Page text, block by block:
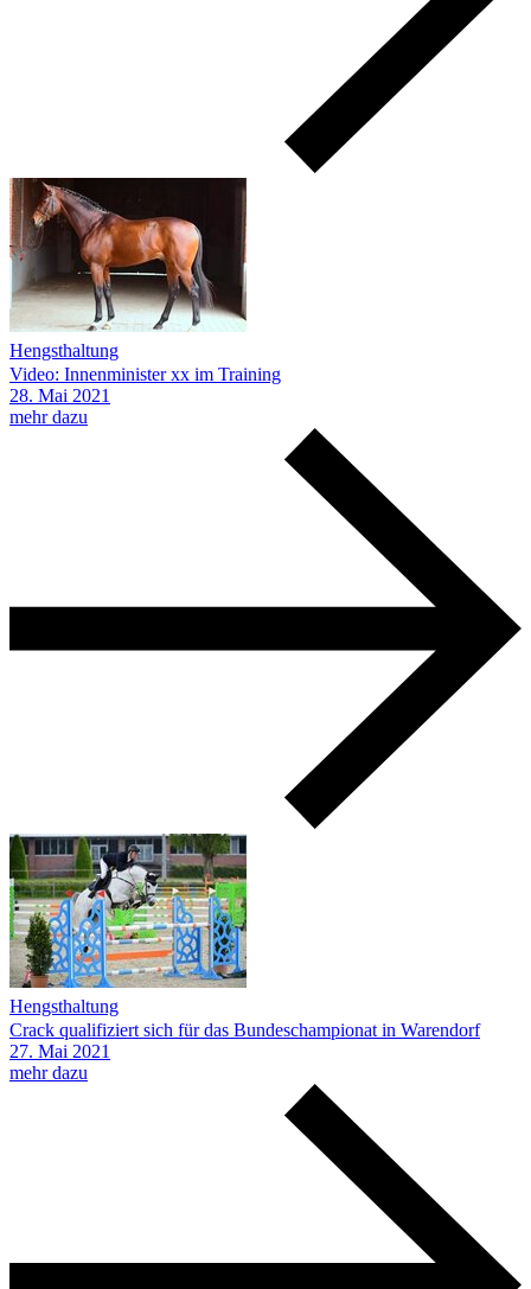
Hengsthaltung
Video: Innenminister xx im Training
28. Mai 2021
mehr dazu
Hengsthaltung
Crack qualifiziert sich für das Bundeschampionat in Warendorf
27. Mai 2021
mehr dazu